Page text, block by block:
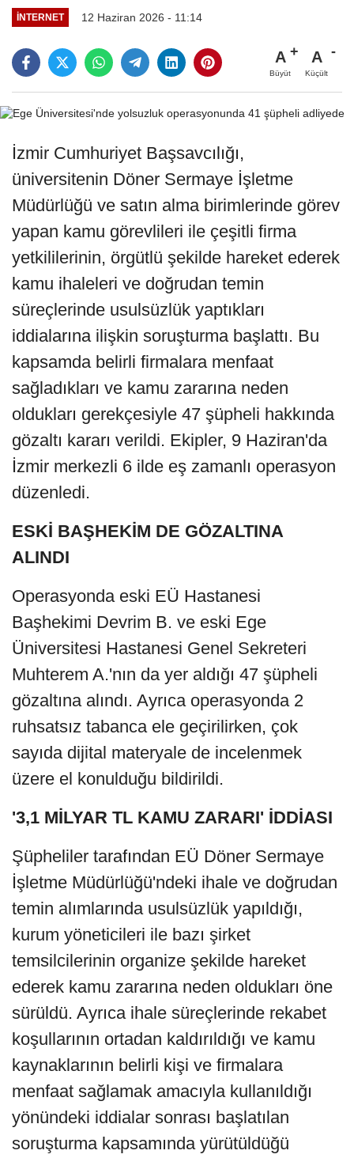
İNTERNET 12 Haziran 2026 - 11:14
A
Büyüt
A
Küçült
İzmir Cumhuriyet Başsavcılığı,
üniversitenin Döner Sermaye İşletme
Müdürlüğü ve satın alma birimlerinde görev
yapan kamu görevlileri ile çeşitli firma
yetkililerinin, örgütlü şekilde hareket ederek
kamu ihaleleri ve doğrudan temin
süreçlerinde usulsüzlük yaptıkları
iddialarına ilişkin soruşturma başlattı. Bu
kapsamda belirli firmalara menfaat
sağladıkları ve kamu zararına neden
oldukları gerekçesiyle 47 şüpheli hakkında
gözaltı kararı verildi. Ekipler, 9 Haziran'da
İzmir merkezli 6 ilde eş zamanlı operasyon
düzenledi.
ESKİ BAŞHEKİM DE GÖZALTINA
ALINDI
Operasyonda eski EÜ Hastanesi
Başhekimi Devrim B. ve eski Ege
Üniversitesi Hastanesi Genel Sekreteri
Muhterem A.'nın da yer aldığı 47 şüpheli
gözaltına alındı. Ayrıca operasyonda 2
ruhsatsız tabanca ele geçirilirken, çok
sayıda dijital materyale de incelenmek
üzere el konulduğu bildirildi.
'3,1 MİLYAR TL KAMU ZARARI' İDDİASI
Şüpheliler tarafından EÜ Döner Sermaye
İşletme Müdürlüğü'ndeki ihale ve doğrudan
temin alımlarında usulsüzlük yapıldığı,
kurum yöneticileri ile bazı şirket
temsilcilerinin organize şekilde hareket
ederek kamu zararına neden oldukları öne
sürüldü. Ayrıca ihale süreçlerinde rekabet
koşullarının ortadan kaldırıldığı ve kamu
kaynaklarının belirli kişi ve firmalara
menfaat sağlamak amacıyla kullanıldığı
yönündeki iddialar sonrası başlatılan
soruşturma kapsamında yürütüldüğü